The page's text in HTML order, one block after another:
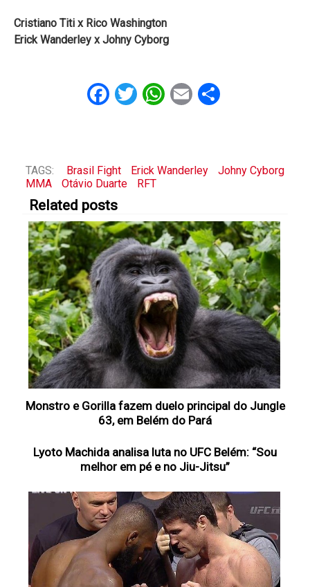
Cristiano Titi x Rico Washington
Erick Wanderley xJohny Cyborg
Facebook
Twitter
WhatsApp
EmailShare
TAGS: Brasil Fight Erick Wanderley
Johny Cyborg
MMA
Otávio Duarte RFT
Related posts
Monstro e Gorilla fazem duelo principal do Jungle
63, em Belém do Pará
Lyoto Machida analisa luta no UFC Belém: “Sou
melhor em pé e no Jiu-Jitsu”